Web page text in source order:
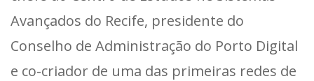
Avançados do Recife, presidente do
Conselho de Administração do Porto Digital
e co-criador de uma das primeiras redes de